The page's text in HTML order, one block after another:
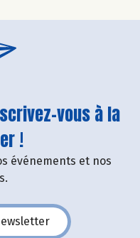
vous à la
!
événements et nos